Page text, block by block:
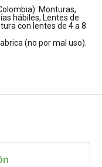
Monturas,
hábiles, Lentes de
con lentes de 4 a 8
(no por mal uso).